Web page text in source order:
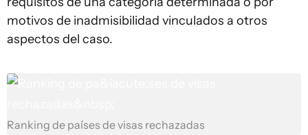
motivos de inadmisibilidad vinculados a otros
aspectos del caso.
Ranking de países de visas rechazadas